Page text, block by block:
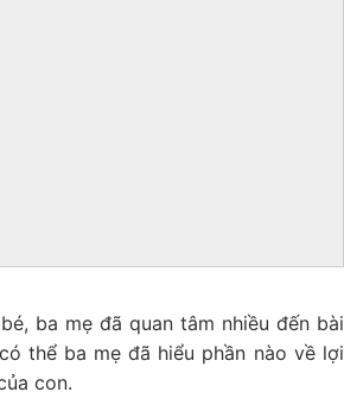
ba mẹ đã quan tâm nhiều đến bài
thể ba mẹ đã hiểu phần nào về lợi
con.